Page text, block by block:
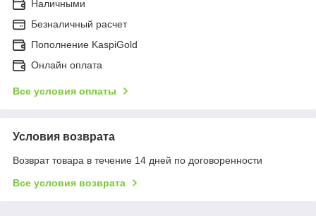
Наличными
Безналичный расчет
Пополнение KaspiGold
Онлайн оплата
Все условия оплаты
Условия возврата
Возврат товара в течение 14 дней по договоренности
Все условия возврата